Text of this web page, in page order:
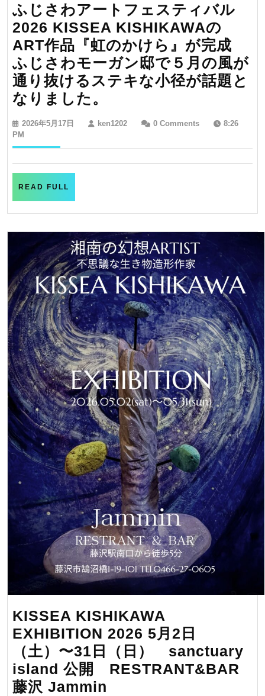
ふじさわアートフェスティバル
2026 KISSEA KISHIKAWAの
ART作品『虹のかけら』が完成
ふじさわモーガン邸で５月の風が
通り抜けるステキな小径が話題と
なりました。
わ
ア
ェ
ス
テ
ィ
バ
ル
2026
KISSEA
KISHIKAWA
の
ART
作
品
『虹
の
か
け
ら』
が
完
成
ふ
じ
さ
わ
2026年5月17日 2026
ken1202ken12020 Comments
8:26
PM
READ FULL
KISSEA KISHIKAWA
EXHIBITION 2026 5月2日
（土）〜31日（日） sanctuary
island 公開 RESTRANT&BAR
藤沢 Jammin